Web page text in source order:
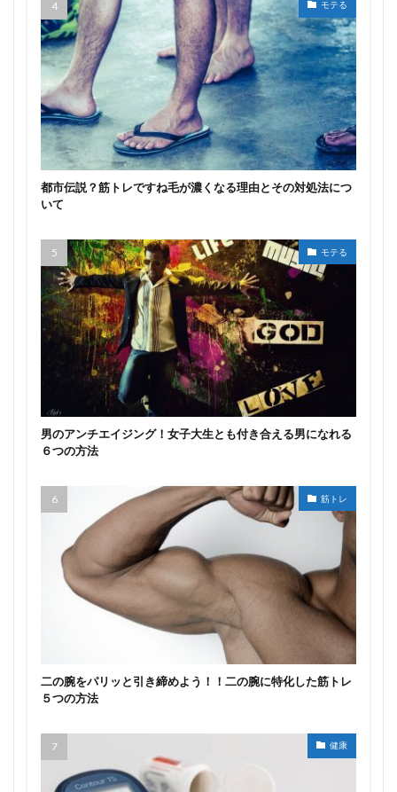
モテる
都市伝説？筋トレですね毛が濃くなる理由とその対処法につ
いて
モテる
男のアンチエイジング！女子大生とも付き合える男になれる
６つの方法
筋トレ
二の腕をパリッと引き締めよう！！二の腕に特化した筋トレ
５つの方法
健康